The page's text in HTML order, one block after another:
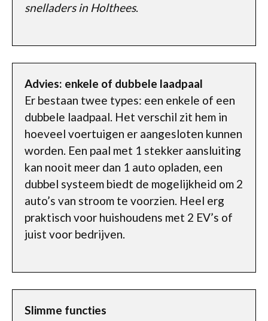
snelladers in Holthees.
Advies: enkele of dubbele laadpaal
Er bestaan twee types: een enkele of een
dubbele laadpaal. Het verschil zit hem in
hoeveel voertuigen er aangesloten kunnen
worden. Een paal met 1 stekker aansluiting
kan nooit meer dan 1 auto opladen, een
dubbel systeem biedt de mogelijkheid om 2
auto’s van stroom te voorzien. Heel erg
praktisch voor huishoudens met 2 EV’s of
juist voor bedrijven.
Slimme functies